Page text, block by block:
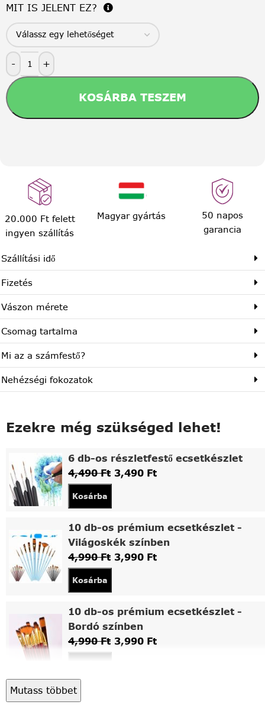
MIT IS JELENT EZ?
- +
KOSÁRBA TESZEM
20.000 Ft felett
ingyen szállítás
Magyar gyártás
50 napos
garancia
Szállítási idő
Fizetés
Vászon mérete
Csomag tartalma
Mi az a számfestő?
Nehézségi fokozatok
Ezekre még szükséged lehet!
6 db-os részletfestő ecsetkészlet
4,490Ft 3,490 Ft
Kosárba
10 db-os prémium ecsetkészlet -
Világoskék színben
4,990Ft 3,990 Ft
Kosárba
10 db-os prémium ecsetkészlet -
Bordó színben
4,990Ft 3,990 Ft
Asztali fa festőállvány
Mutass többet